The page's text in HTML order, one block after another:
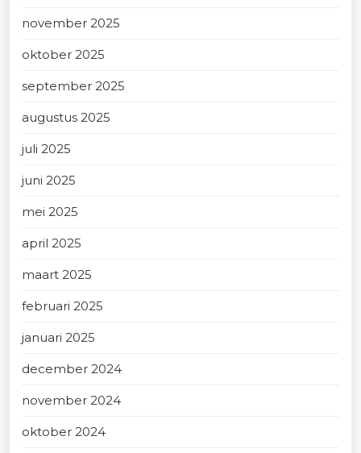
november 2025
oktober 2025
september 2025
augustus 2025
juli 2025
juni 2025
mei 2025
april 2025
maart 2025
februari 2025
januari 2025
december 2024
november 2024
oktober 2024